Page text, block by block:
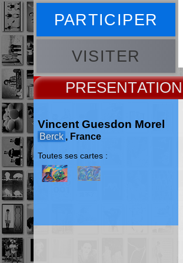
PARTICIPER
VISITER
PRESENT
Vincent Guesdon Morel
Berck , France
Toutes ses cartes :